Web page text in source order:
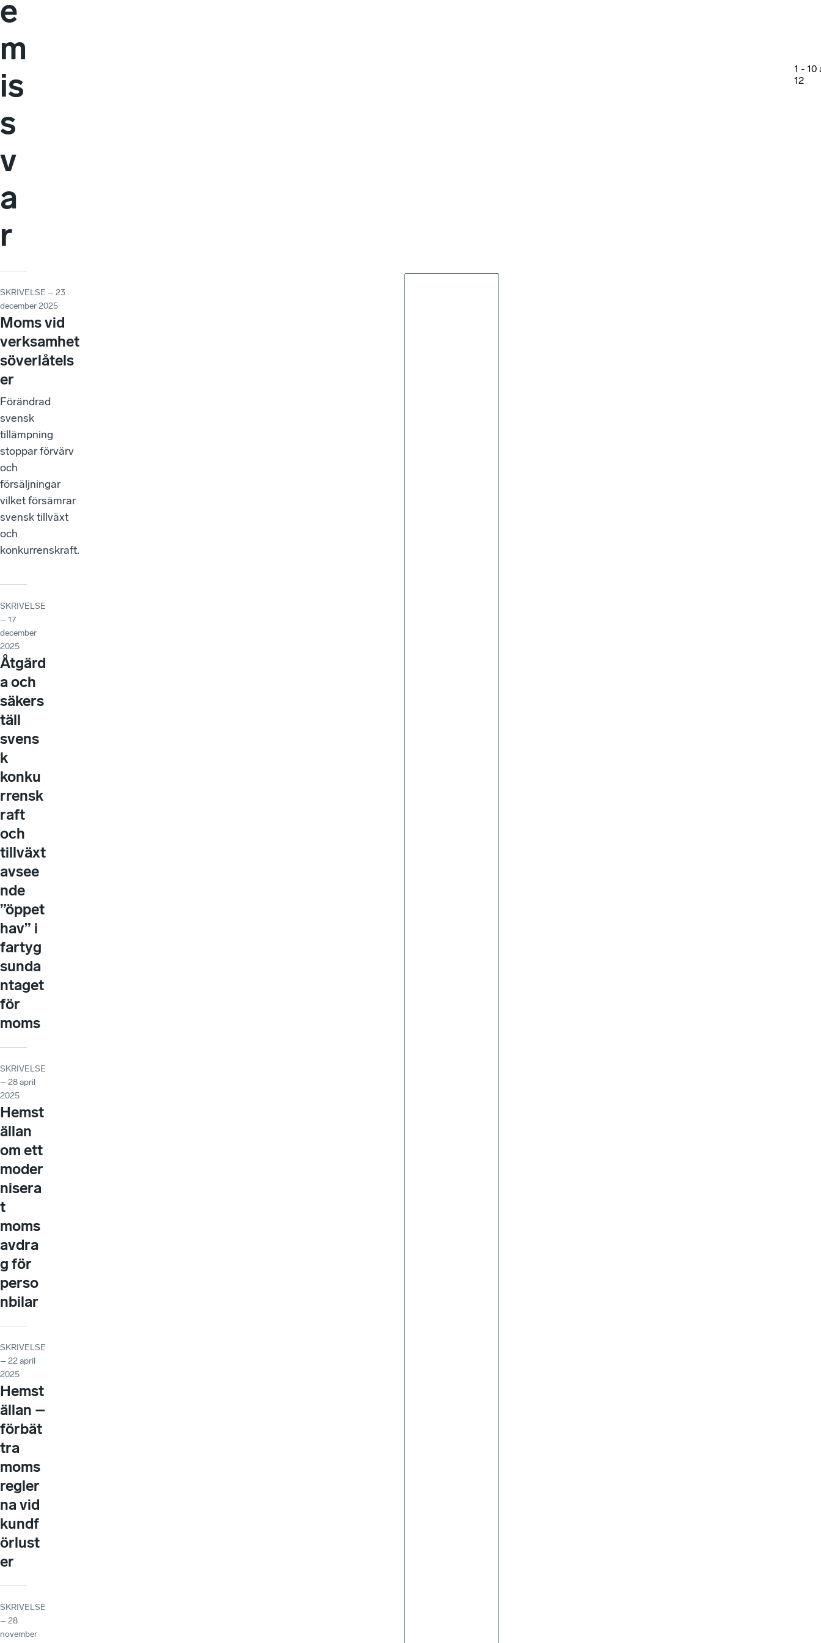
e
m
is
s
v
a
r
1 - 10
12
SKRIVELSE – 23
december 2025
Moms vid
verksamhet
söverlåtels
er
Förändrad
svensk
tillämpning
stoppar förvärv
och
försäljningar
vilket försämrar
svensk tillväxt
och
konkurrenskraft.
SKRIVELSE
– 17
december
2025
Åtgärd
a och
säkers
täll
svens
k
konku
rrensk
raft
och
tillväxt
avsee
nde
”öppet
hav” i
fartyg
sunda
ntaget
för
moms
SKRIVELSE
– 28 april
2025
Hemst
ällan
om ett
moder
nisera
t
moms
avdra
g för
perso
nbilar
SKRIVELSE
– 22 april
2025
Hemst
ällan –
förbät
tra
moms
regler
na vid
kundf
örlust
er
SKRIVELSE
– 28
november